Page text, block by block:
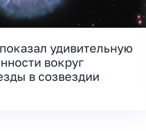
удивительную
вокруг
в созвездии